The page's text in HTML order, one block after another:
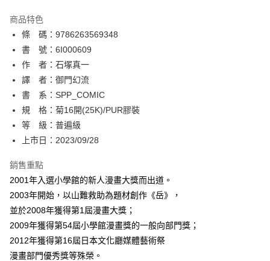
相關說明
【關於「AFTEE先享後付」】
AFTEE先享後付是「在收到商品之後才付款」的支付方式。 讓您購物簡單
便利好安心！
１．簡單：不需註冊會員、不需綁卡、不需儲值。
２．便利：只要手機號碼，簡訊認證，即可結帳。
３．安心：先確認商品／服務後，再付款。
【「AFTEE先享後付」結帳流程】
１．於結帳方式選擇「AFTEE先享後付」後，將跳轉至「AFTEE先享後付」
結帳頁面，進行簡訊認證並確認金額後，即可完成結帳。
２．訂單成立數日內，您將收到繳費通知簡訊。
ATM／網路銀行／等多元方式進行付款，方視為交易完成。
※ 請注意：結帳手續完成當下不需立刻繳費，但若您需要取消訂單，請聯絡
購買商品的店家。未經商家同意取消之訂單仍視為有效，需透過AFTEE先享
後付繳納相關費用。
※ 交易是否成功請以「AFTEE先享後付 」之結帳頁面顯示為準，若有關於
是否繳費成功／繳費後需取消欲退款等相關疑問，請聯繫「AFTEE先享後付
【注意事項】
ATM付款
運送方式
全家取貨付款
每筆NT$80，滿NT$500(含以上)免運費
付款後全家取貨
每筆NT$80，滿NT$500(含以上)免運費
付款後萊爾富取貨
每筆NT$80，滿NT$500(含以上)免運費
7-11取貨付款
商品特色
條 碼：9786263569348
書 號：6I000609
作 者：石塚真一
譯 者：御門幻流
書 系：SPP_COMIC
規 格：菊16開(25K)/PUR膠裝
等 級：普遍級
上市日：2023/09/28
銷售重點
2001年入選小學館的新人漫畫大獎而出道。
2003年開始，以山難救助為題材創作《岳》，
並於2008年獲得第1屆漫畫大獎；
2009年獲得第54屆小學館漫畫獎的一般向部門獎；
2012年獲得第16屆日本文化廳媒體藝術祭
漫畫部門優秀獎等殊榮。